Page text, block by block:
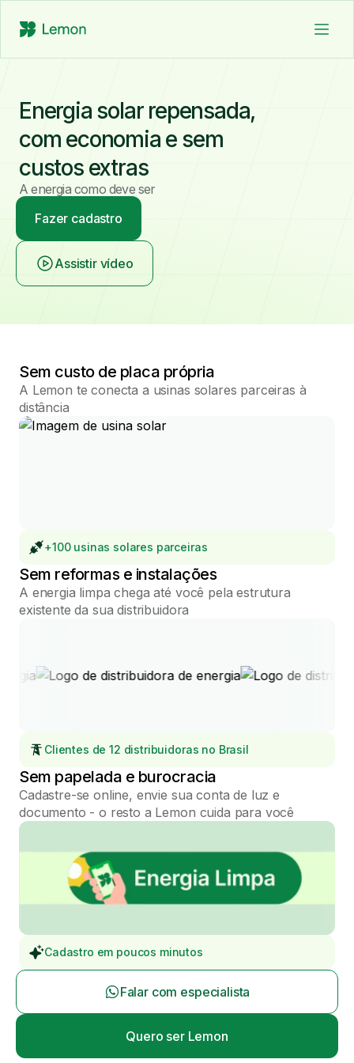
Clientes
Blog
Ajuda
Fazer cadastro
Já sou cliente
Energia solar repensada,
com economia e sem
custos extras
A energia como deve ser
Fazer cadastro
Assistir vídeo
Sem custo de placa própria
A Lemon te conecta a usinas solares parceiras à
distância
+100 usinas solares parceiras
Sem reformas e instalações
A energia limpa chega até você pela estrutura
existente da sua distribuidora
Clientes de 12 distribuidoras no Brasil
Sem papelada e burocracia
Cadastre-se online, envie sua conta de luz e
documento - o resto a Lemon cuida para você
Cadastro em poucos minutos
Falar com especialista
Quero ser Lemon